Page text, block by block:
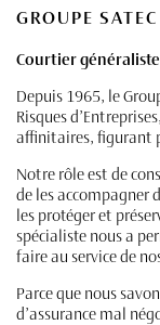
GROUPE SATEC
Courtier généraliste
Depuis 1965, le
Risques
affinitaires, figurant
Notre rôle est de
de les accompagner
les protéger et
spécialiste nous a
faire au service de
Parce que nous
d’assurance mal